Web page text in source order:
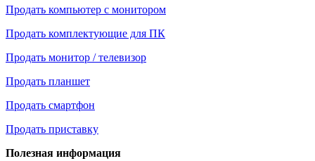
Продать компьютер с монитором
Продать комплектующие для ПК
Продать монитор / телевизор
Продать планшет
Продать смартфон
Продать приставку
Полезная информация